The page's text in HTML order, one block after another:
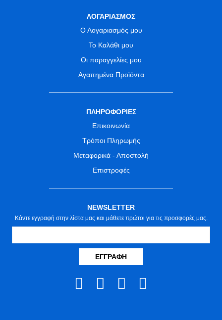
ΛΟΓΑΡΙΑΣΜΟΣ
Ο Λογαριασμός μου
Το Καλάθι μου
Οι παραγγελίες μου
Αγαπημένα Προϊόντα
ΠΛΗΡΟΦΟΡΙΕΣ
Επικοινωνία
Τρόποι Πληρωμής
Μεταφορικά - Αποστολή
Επιστροφές
NEWSLETTER
Κάντε εγγραφή στην λίστα μας και μάθετε πρώτοι για τις προσφορές μας.
ΕΓΓΡΑΦΉ